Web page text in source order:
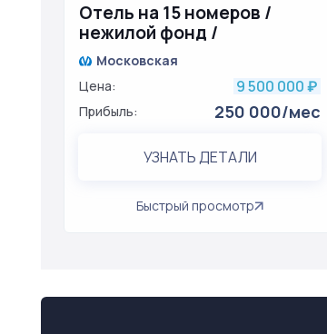
Отель на 15 номеров /
нежилой фонд /
московский район
Московская
Цена:
9 500 000 ₽
Прибыль: 250 000/мес
УЗНАТЬ ДЕТАЛИ
Быстрый просмотр